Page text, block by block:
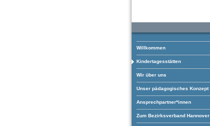
Willkommen
Kindertagesstätten
Wir über uns
Unser pädagogisches Konzept
Ansprechpartner*innen
Zum Bezirksverband Hannover